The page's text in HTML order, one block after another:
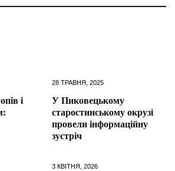
і
28 ТРАВНЯ, 2025
У Пиковецькому
старостинському окрузі
провели інформаційну
зустріч
3 КВІТНЯ, 2026